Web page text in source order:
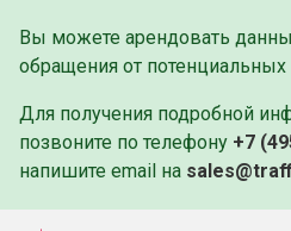
Вы можете арендовать
обращения от потенциальных
Для получения подробной
позвоните по телефону +7
напишите email на